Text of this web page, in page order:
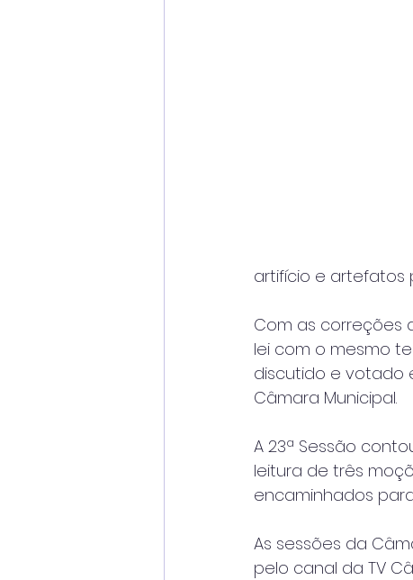
artifício e artefatos
Com as correções
lei com o mesmo
discutido e votado
Câmara Municipal.
A 23ª Sessão
leitura de três
encaminhados
As sessões da
pelo canal da TV